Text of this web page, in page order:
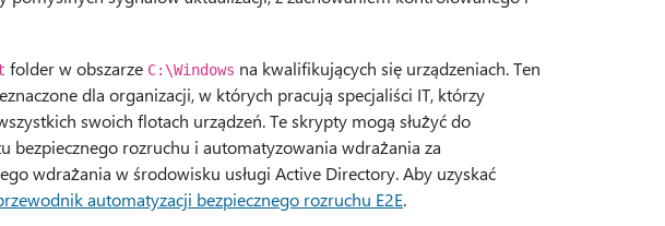
folder w obszarze C:\Windows na kwalifikujących się urządzeniach. Ten
dla organizacji, w których pracują specjaliści IT, którzy
swoich flotach urządzeń. Te skrypty mogą służyć do
bezpiecznego rozruchu i automatyzowania wdrażania za
wdrażania w środowisku usługi Active Directory. Aby uzyskać
automatyzacji bezpiecznego rozruchu E2E.